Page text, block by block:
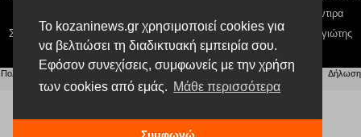
Το kozaninews.gr χρησιμοποιεί cookies για
να βελτιώσει τη διαδικτυακή εμπειρία σου.
Εφόσον συνεχίσεις, συμφωνείς με την χρήση
των cookies από εμάς. Μάθε περισσότερα
Παναγιώτης Φιλίππου, Διευθύντρια: Γιαννουσά Βασιλική, Διευθύντιρα
Σύνταξης: Μπαλαμπάνη Βασιλική. Δικαιούχος domain name Παναγιώτης
Φιλίππου
Πολιτική απορρήτου Αίτηση Διαχείρισης Προσωπικών Δεδομένων |Όροι χρήσης
Δήλωση
Συμμόρφωσης